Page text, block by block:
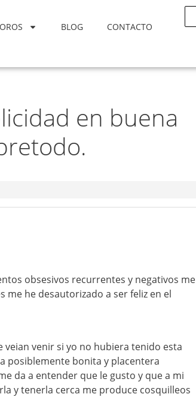
BLOG CONTACTO
en buena
obsesivos recurrentes y negativos me
me he desautorizado a ser feliz en el
venir si yo no hubiera tenido esta
posiblemente bonita y placentera
da a entender que le gusto y que a mi
y tenerla cerca me produce cosquilleos